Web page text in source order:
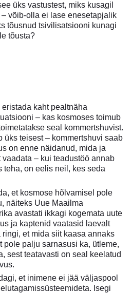
üks vastustest, miks kusagil
võib-olla ei lase enesetapjalik
tõusnud tsivilisatsiooni kunagi
tõusta?
kaht pealtnäha
– kas kosmoses toimub
seal kommertshuvist.
üks teisest – kommertshuvi saab
on enne näidanud, mida ja
– kui teadustöö annab
teha, on eelis neil, kes seda
et kosmose hõlvamisel pole
näiteks Uue Maailma
avastati ikkagi kogemata uute
ja kaptenid vaatasid laevalt
et mida siit kaasa annaks
pole palju sarnasusi ka, ütleme,
sest teatavasti on seal keelatud
et inimene ei jää väljaspool
Isegi